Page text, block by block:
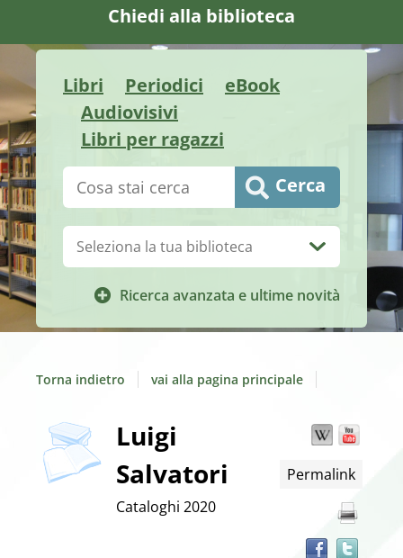
Chiedi alla biblioteca
Libri Periodici
eBook
Audiovisivi
Libri per ragazzi
Cerca su "Catalogo" Cerca
Ricerca avanzata e ultime novità
Biblioteca:
Torna indietro vai alla pagina principale
Dettaglio
del
copertina Wikipedia
Permalink
Luigi
Salvatori
Cataloghi 2020